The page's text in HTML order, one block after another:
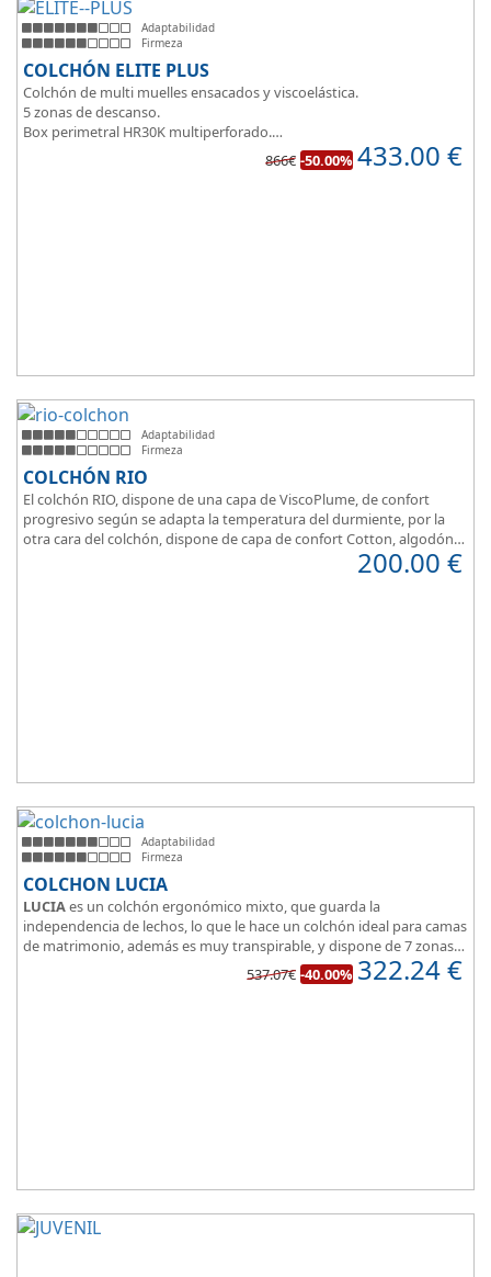
Adaptabilidad
Firmeza
COLCHÓN ELITE PLUS
Colchón de multi muelles ensacados y viscoelástica.
5 zonas de descanso.
Box perimetral HR30K multiperforado.
Para personas que buscan la comodidad y confort a la hora de
866€ -50.00% 433.00 €
Adaptabilidad
Firmeza
COLCHÓN RIO
El colchón RIO, dispone de una capa de ViscoPlume, de confort
progresivo según se adapta la temperatura del durmiente, por la
otra cara del colchón, dispone de capa de confort Cotton, algodón
100% que brinda una sensación de confort inmediata.200.00 €
Adaptabilidad
Firmeza
COLCHON LUCIA
LUCIAes un colchón ergonómico mixto, que guarda la
independencia de lechos, lo que le hace un colchón ideal para camas
de matrimonio, además es muy transpirable, y dispone de 7 zonas
537.07€ -40.00% 322.24€